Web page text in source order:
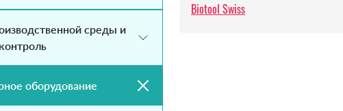
среды и
оборудование
Biotool Swiss